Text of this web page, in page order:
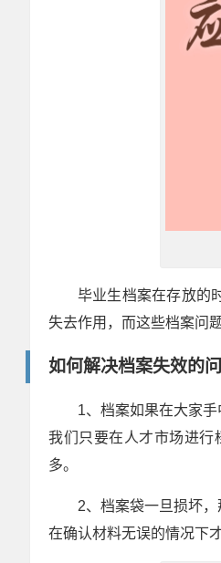
毕业生档案在存放的
失去作用，而这些档案问
如何解决档案失效的问
1、档案如果在大家
我们只要在人才市场进行
多。
2、档案袋一旦损坏
在确认材料无误的情况下